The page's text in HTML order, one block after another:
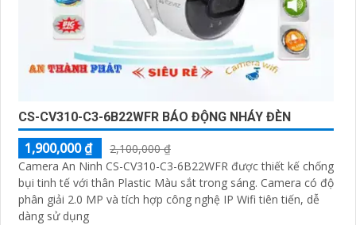
CS-CV310-C3-6B22WFR BÁO ĐỘNG NHÁY ĐÈN
1,900,000 ₫
2,100,000 ₫
Camera An Ninh CS-CV310-C3-6B22WFR được thiết kế chống
bụi tinh tế với thân Plastic Màu sắt trong sáng. Camera có độ
phân giải 2.0 MP và tích hợp công nghệ IP Wifi tiên tiến, dễ
dàng sử dụng